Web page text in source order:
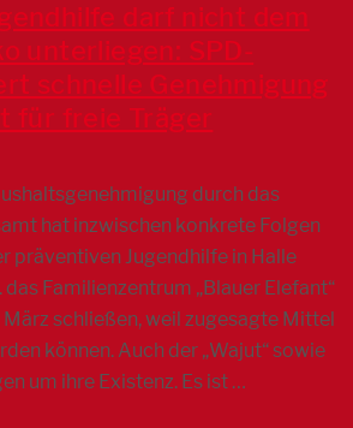
darf nicht dem
unterliegen: SPD-
schnelle Genehmigung
für freie Träger
durch das
hat inzwischen konkrete Folgen
präventiven Jugendhilfe in Halle
das Familienzentrum „Blauer Elefant“
schließen, weil zugesagte Mittel
können. Auch der „Wajut“ sowie
um ihre Existenz. Es ist …